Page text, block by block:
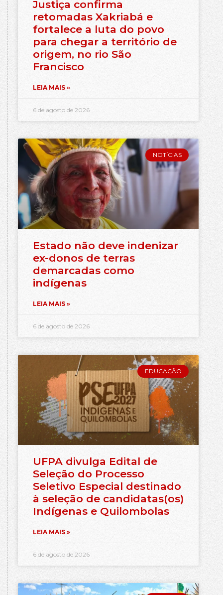
Justiça confirma
retomadas Xakriabá e
fortalece a luta do povo
para chegar a território de
origem, no rio São
Francisco
LEIA MAIS »
6 de agosto de 2026
NOTÍCIAS
Estado não deve indenizar
ex-donos de terras
demarcadas como
indígenas
LEIA MAIS »
6 de agosto de 2026
EDUCAÇÃO
UFPA divulga Edital de
Seleção do Processo
Seletivo Especial destinado
à seleção de candidatas(os)
Indígenas e Quilombolas
LEIA MAIS »
6 de agosto de 2026